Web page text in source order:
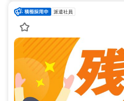
派遣社員